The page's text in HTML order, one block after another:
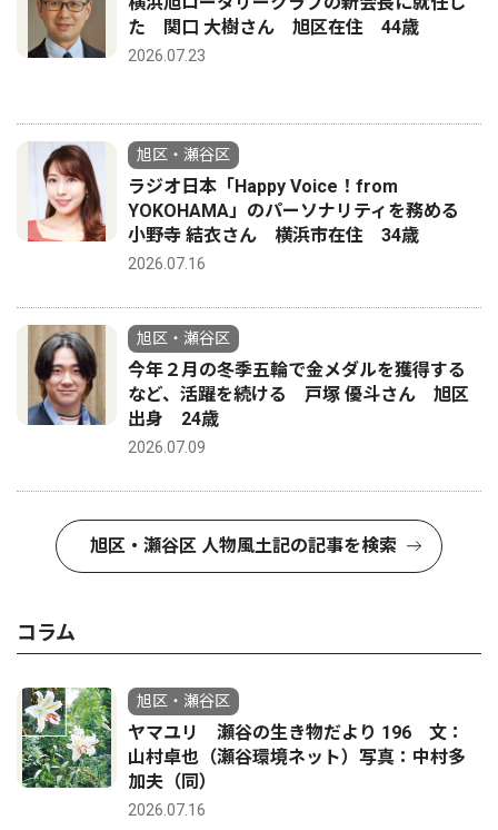
た 関口 大樹さん 旭区在住 44歳
2026.07.23
旭区・瀬谷区
ラジオ日本「Happy Voice！from
YOKOHAMA」のパーソナリティを務める
小野寺 結衣さん 横浜市在住 34歳
2026.07.16
旭区・瀬谷区
今年２月の冬季五輪で金メダルを獲得する
など、活躍を続ける 戸塚 優斗さん 旭区
出身 24歳
2026.07.09
旭区・瀬谷区 人物風土記の記事を検索
コラム
旭区・瀬谷区
ヤマユリ 瀬谷の生き物だより 196 文：
山村卓也（瀬谷環境ネット）写真：中村多
加夫（同）
2026.07.16